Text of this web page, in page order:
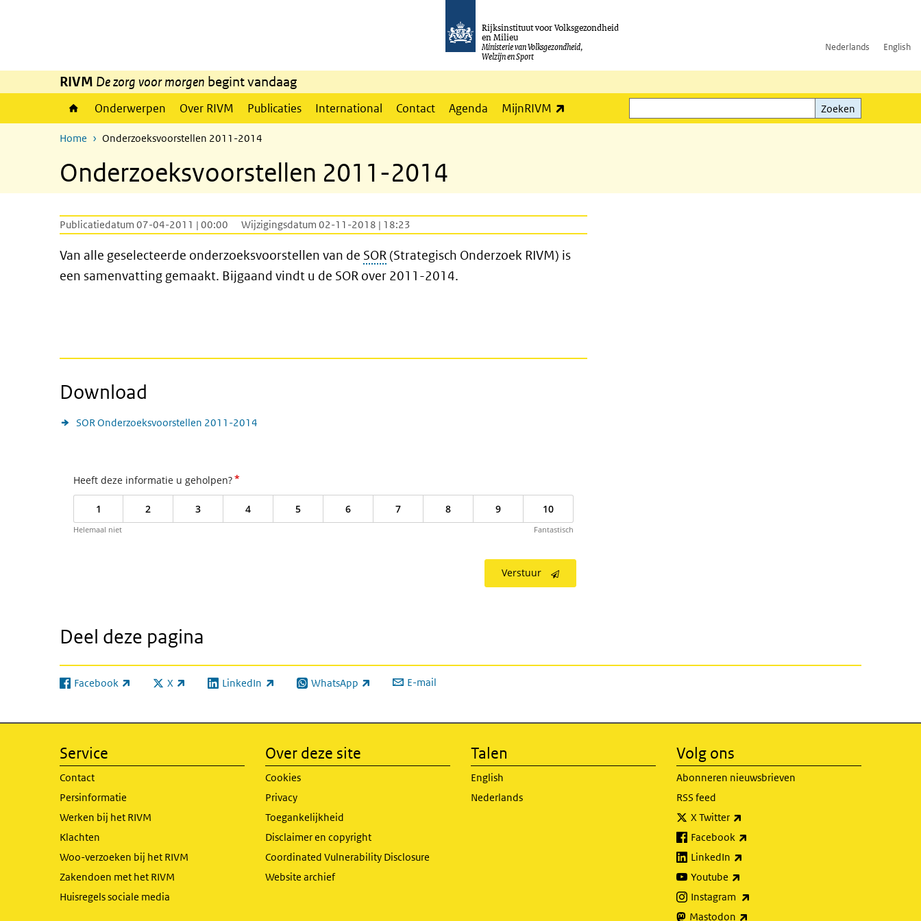
Rijksinstituut voor Volksgezondheid
en Milieu
Ministerie van Volksgezondheid,
Welzijn en Sport
Nederlands English
RIVM De zorg voor morgen begint vandaag
Onderwerpen Over RIVM Publicaties International Contact Agenda MijnRIVM
Zoeken
Zoeken
Home Onderzoeksvoorstellen 2011-2014
Onderzoeksvoorstellen 2011-2014
Publicatiedatum 07-04-2011 | 00:00 Wijzigingsdatum 02-11-2018 | 18:23
Van alle geselecteerde onderzoeksvoorstellen van de SOR (Strategisch Onderzoek RIVM) is
een samenvatting gemaakt. Bijgaand vindt u de SOR over 2011-2014.
Download
SOR Onderzoeksvoorstellen 2011-2014
Heeft deze informatie u geholpen?*
1 2 3 4 5 6 7 8 9 10
Helemaal niet Fantastisch
Verstuur
Deel deze pagina
Facebook
(externe link) X
(externe link) LinkedIn
(externe link) WhatsApp
(externe link) E-mail
Service
Contact
Persinformatie
Werken bij het RIVM
Klachten
Woo-verzoeken bij het RIVM
Zakendoen met het RIVM
Huisregels sociale media
Over deze site
Cookies
Privacy
Toegankelijkheid
Disclaimer en copyright
Coordinated Vulnerability Disclosure
Website archief
Talen
English
Nederlands
Volg ons
Abonneren nieuwsbrieven
RSS feed
X Twitter
Facebook
LinkedIn
Youtube
Instagram
Mastodon